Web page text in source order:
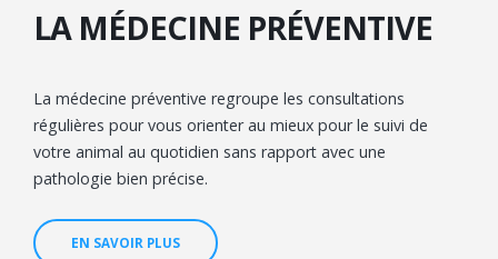
LA MÉDECINE PRÉVENTIVE
La médecine préventive regroupe les consultations
régulières pour vous orienter au mieux pour le suivi de
votre animal au quotidien sans rapport avec une
pathologie bien précise.
EN SAVOIR PLUS